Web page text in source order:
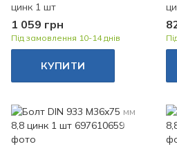
цинк 1 шт
1 059 грн
Під замовлення 10-14 днів
КУПИТИ